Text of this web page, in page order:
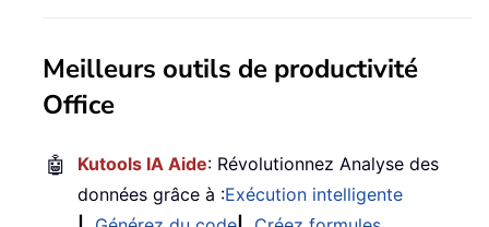
Meilleurs outils de productivité
Office
🤖 Kutools IA Aide: Révolutionnez Analyse des
données grâce à :Exécution intelligente